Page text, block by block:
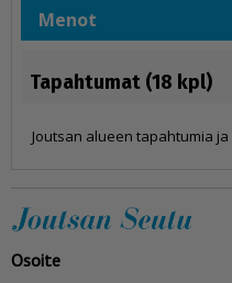
Menot
Tapahtumat (18 kpl)
Joutsan alueen tapahtumia
Osoite